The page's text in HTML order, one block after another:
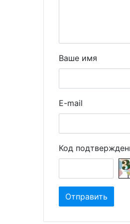
Ваше имя
E-mail
Код